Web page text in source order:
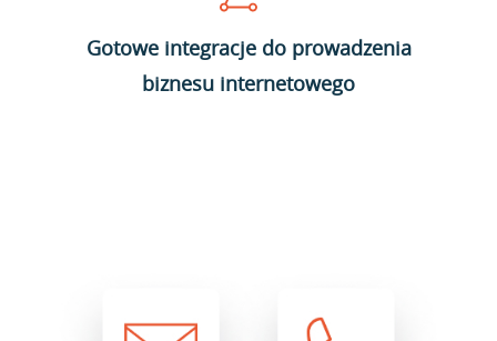
Gotowe integracje do prowadzenia
biznesu internetowego